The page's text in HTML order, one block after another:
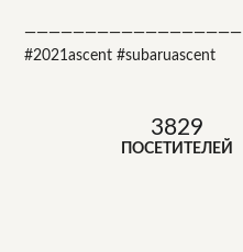
——————————————————
#2021ascent #subaruascent
3829
ПОСЕТИТЕЛЕЙ